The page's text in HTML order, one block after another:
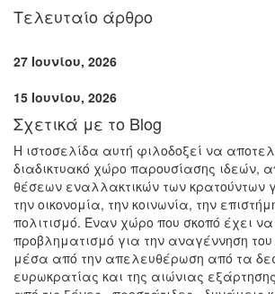
Τελευταίο άρθρο
27 Ιουνίου, 2026
15 Ιουνίου, 2026
Σχετικά με το Blog
Η ιστοσελίδα αυτή φιλοδοξεί να
διαδικτυακό χώρο παρουσίασης ιδεών,
θέσεων εναλλακτικών των κρατούντων
την οικονομία, την κοινωνία, την
πολιτισμό. Έναν χώρο που σκοπό έχει
προβληματισμό για την αναγέννηση
μέσα από την απελευθέρωση από τα
ευρωκρατίας και της αιώνιας